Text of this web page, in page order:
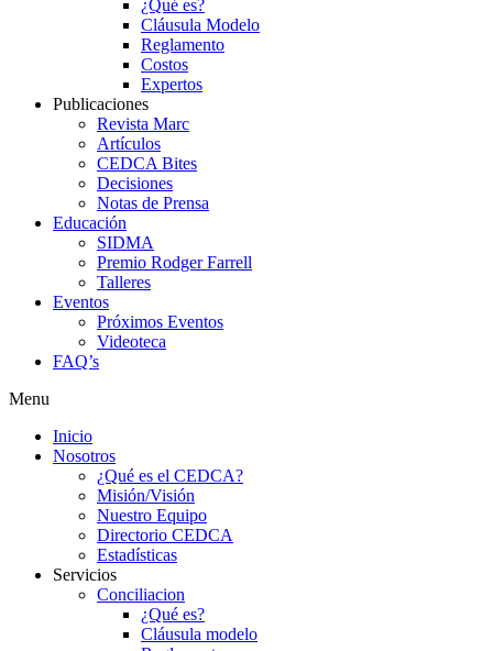
¿Qué es?
Cláusula Modelo
Reglamento
Costos
Expertos
Publicaciones
Revista Marc
Artículos
CEDCA Bites
Decisiones
Notas de Prensa
Educación
SIDMA
Premio Rodger Farrell
Talleres
Eventos
Próximos Eventos
Videoteca
FAQ’s
Menu
Inicio
Nosotros
¿Qué es el CEDCA?
Misión/Visión
Nuestro Equipo
Directorio CEDCA
Estadísticas
Servicios
Conciliacion
¿Qué es?
Cláusula modelo